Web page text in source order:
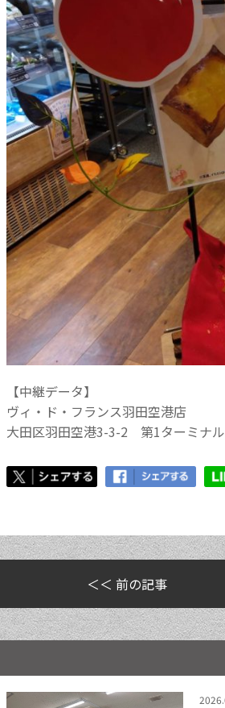
【中継データ】
ヴィ・ド・フランス羽田空港店
大田区羽田空港3-3-2 第1ターミナ
＜＜ 前の記事